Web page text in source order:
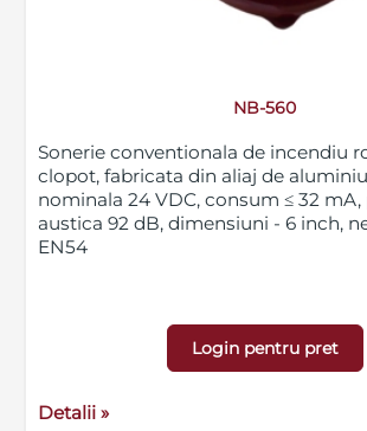
NB-560
Sonerie conventionala de incendiu
clopot, fabricata din aliaj de
nominala 24 VDC, consum ≤ 32
austica 92 dB, dimensiuni - 6 inch,
EN54
Login pentru pret
Detalii »